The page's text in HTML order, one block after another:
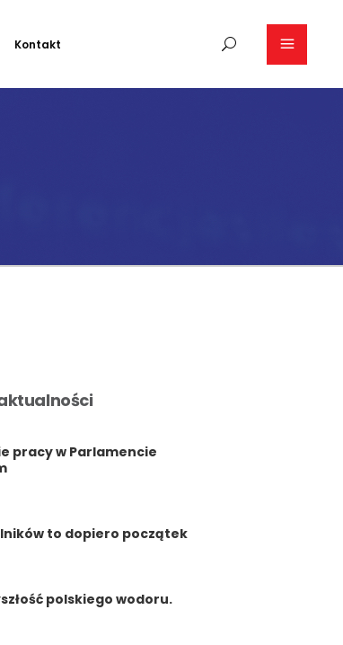
Kontakt
pracy w Parlamencie
to dopiero początek
polskiego wodoru.